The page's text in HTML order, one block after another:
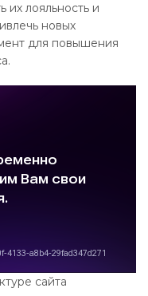
их лояльность и
новых
для повышения
сайта